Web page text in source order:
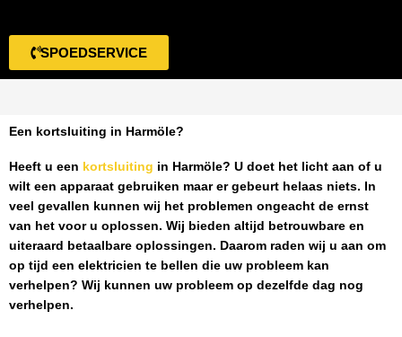
SPOEDSERVICE
Een kortsluiting in Harmöle?
Heeft u een kortsluiting in Harmöle? U doet het licht aan of u
wilt een apparaat gebruiken maar er gebeurt helaas niets. In
veel gevallen kunnen wij het problemen ongeacht de ernst
van het voor u oplossen. Wij bieden altijd betrouwbare en
uiteraard betaalbare oplossingen. Daarom raden wij u aan om
op tijd een elektricien te bellen die uw probleem kan
verhelpen? Wij kunnen uw probleem op dezelfde dag nog
verhelpen.